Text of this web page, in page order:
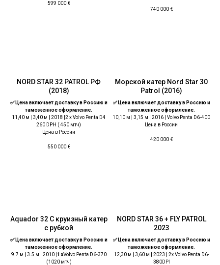
599 000 €
740 000 €
NORD STAR 32 PATROL РФ
(2018)
✅ Цена включает доставку в Россию и
таможенное оформление.
11,40 м | 3,40 м | 2018 |2 x Volvo Penta D4
260 DPН ( 450 мтч)
Цена в России
550 000 €
Морской катер Nord Star 30
Patrol (2016)
✅ Цена включает доставку в Россию и
таможенное оформление.
10,10 м | 3,15 м | 2016 | Volvo Penta D6-400
Цена в России
420 000 €
Aquador 32 С круизный катер
с рубкой
✅ Цена включает доставку в Россию и
таможенное оформление.
9.7 м | 3.5 м | 2010 | 1 xVolvo Penta D6-370
(1020 мтч)
NORD STAR 36 + FLY PATROL
2023
✅ Цена включает доставку в Россию и
таможенное оформление.
12,30 м | 3,60 м | 2023 | 2x Volvo Penta D6-
380DPI